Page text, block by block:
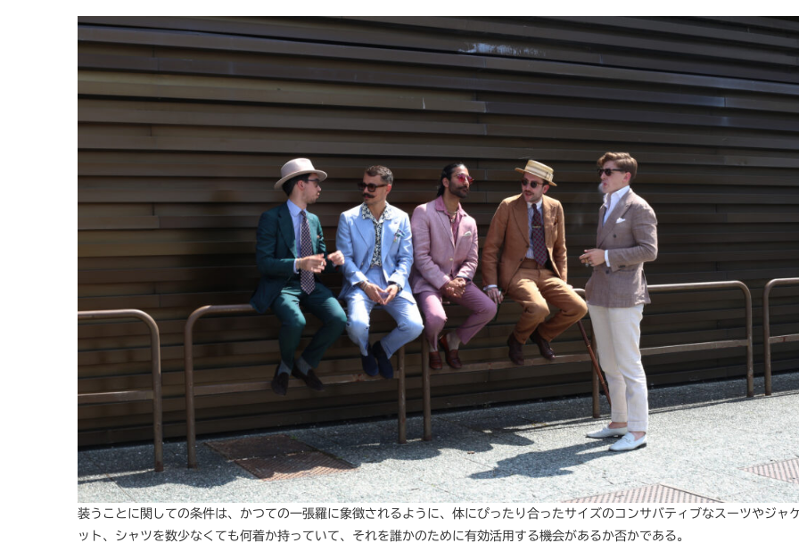
装うことに関しての条件は、かつての一張羅に象徴されるように、体にぴったり合ったサイズのコンサバティブなスーツやジャ
ット、シャツを数少なくても何着か持っていて、それを誰かのために有効活用する機会があるか否かである。